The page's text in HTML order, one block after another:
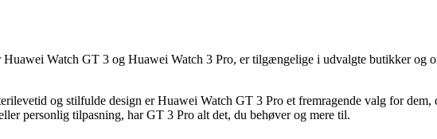
Watch GT 3 og Huawei Watch 3 Pro, er tilgængelige i udvalgte butikker og
og stilfulde design er Huawei Watch GT 3 Pro et fremragende valg for
personlig tilpasning, har GT 3 Pro alt det, du behøver og mere til.